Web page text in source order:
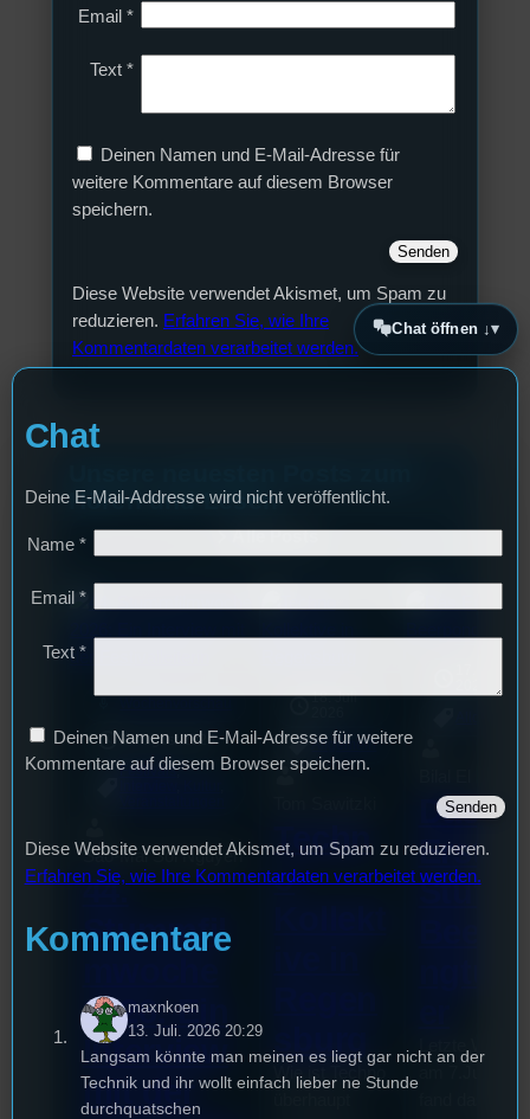
Email *
Text *
Deinen Namen und E-Mail-Adresse für
weitere Kommentare auf diesem Browser
speichern.
Diese Website verwendet Akismet, um Spam zu
reduzieren. Erfahren Sie, wie Ihre
Kommentardaten verarbeitet werden.
Hören und Lesen
Alle Posts
3. August 2026
Festivals ,
Sao-Mai Sol Nguyen
44.
Stummfil
2026: Ein
Interview
mit der
18. Juli
Allgemein
Techn
o
Wie ist Techno
Das
Erste
Stufu
Chat öffnen ↓
Chat
Deine E-Mail-Addresse wird nicht veröffentlicht.
Name *
Email *
Text *
Deinen Namen und E-Mail-Adresse für weitere
Kommentare auf diesem Browser speichern.
Diese Website verwendet Akismet, um Spam zu reduzieren.
Erfahren Sie, wie Ihre Kommentardaten verarbeitet werden.
Kommentare
maxnkoen
13. Juli. 2026 20:29
Langsam könnte man meinen es liegt gar nicht an der
Technik und ihr wollt einfach lieber ne Stunde
durchquatschen